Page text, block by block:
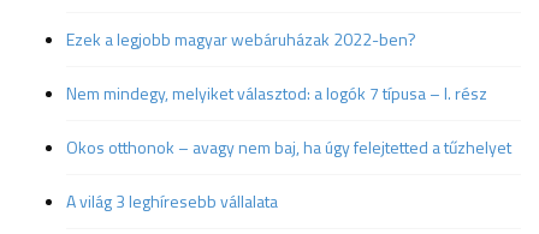
Ezek a legjobb magyar webáruházak 2022-ben?
Nem mindegy, melyiket választod: a logók 7 típusa – I. rész
Okos otthonok – avagy nem baj, ha úgy felejtetted a tűzhelyet
A világ 3 leghíresebb vállalata